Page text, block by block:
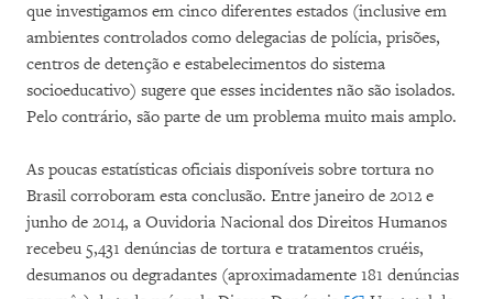
que investigamos em cinco diferentes estados (inclusive em
ambientes controlados como delegacias de polícia, prisões,
centros de detenção e estabelecimentos do sistema
socioeducativo) sugere que esses incidentes não são isolados.
Pelo contrário, são parte de um problema muito mais amplo.
As poucas estatísticas oficiais disponíveis sobre tortura no
Brasil corroboram esta conclusão. Entre janeiro de 2012 e
junho de 2014, a Ouvidoria Nacional dos Direitos Humanos
recebeu 5,431 denúncias de tortura e tratamentos cruéis,
desumanos ou degradantes (aproximadamente 181 denúncias